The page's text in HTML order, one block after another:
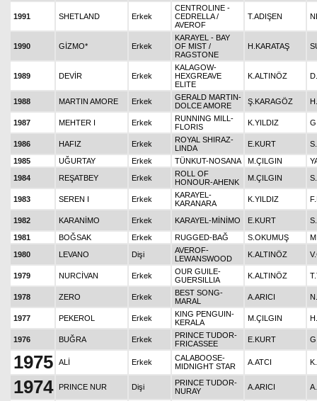
1991 SHETLAND Erkek
CENTROLINE -
CEDRELLA /
AVEROF
T.ADIŞEN
1990 GİZMO* Erkek
KARAYEL - BAY
OF MIST /
RAGSTONE
H.KARATAŞ
1989 DEVİR Erkek
KALAGOW-
HEXGREAVE
ELITE
K.ALTINÖZ
1988 MARTIN AMORE Erkek
GERALD MARTIN-
DOLCE AMORE
Ş.KARAGÖZ
1987 MEHTER I Erkek
RUNNING MILL-
FLORIS
K.YILDIZ
1986 HAFIZ Erkek
ROYAL SHIRAZ-
LINDA
E.KURT
1985
UĞURTAY Erkek TÜNKUT-NOSANA M.ÇILGIN
1984
REŞATBEY Erkek
ROLL OF
HONOUR-AHENK
M.ÇILGIN
1983 SEREN I Erkek
KARAYEL-
KARANARA
K.YILDIZ
1982 KARANİMO Erkek KARAYEL-MİNİMO E.KURT
1981
BOĞSAK Erkek RUGGED-BAĞ S.OKUMUŞ
1980
LEVANO Dişi
AVEROF-
LEWANSWOOD
K.ALTINÖZ
1979 NURCİVAN Erkek
OUR GUILE-
GUERSILLIA
K.ALTINÖZ
1978 ZERO Erkek
BEST SONG-
MARAL
A.ARICI
1977 PEKEROL Erkek
KING PENGUIN-
KERALA
M.ÇILGIN
1976 BUĞRA Erkek
PRINCE TUDOR-
FRICASSEE
E.KURT
1975 ALİ Erkek
CALABOOSE-
MIDNIGHT STAR
A.ATCI
1974 PRINCE NUR Dişi
PRINCE TUDOR-
NURAY
A.ARICI